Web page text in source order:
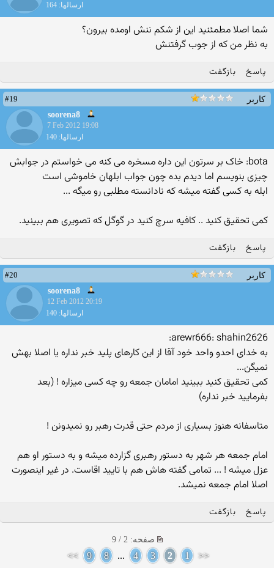
ارسالها: 164
شما اصلا مطمئنید این از شکم ننش اومده بیرون؟
به نظر من که از جوب گرفتنش
پاسخ بازگفت
کاربر
#19
soorena8
7 Feb 2012 19:08
ارسالها: 140
bota: خاک بر سرتون این داره مسخره می کنه می خواستم در جوابش
چیزی بنویسم اما دیدم بده چون جواب ابلهان خاموشی است
ابله به کسی گفته میشه که نادانسته مطلبی رو میگه ...
کمی تحقیق کنید .. کافیه سرچ کنید در گوگل که تصویری هم ببینید.
پاسخ بازگفت
کاربر
#20
soorena8
12 Feb 2012 20:19
ارسالها: 140
arewr666: shahin2626:
به خدای احدو واحد خود آقا از این کارهای پلید خبر نداره یا اصلا بهش
نمیگن...
کمی تحقیق کنید ببینید امامان جمعه رو چه کسی میزاره ! (بعد
بفرمایید خبر نداره)
متاسفانه هنوز بسیاری از مردم حتی قدرت رهبر رو نمیدونن !
امام جمعه هر شهر به دستور رهبری گزارده میشه و به دستور او هم
عزل میشه ! ... تمامی گفته هاش هم با تایید اقاست. در غیر اینصورت
اصلا امام جمعه نمیشد.
پاسخ بازگفت
صفحه: 2 / 9
<<
1
2
3
4
...
8
9
>>